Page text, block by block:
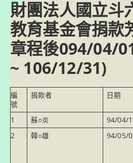
財團法人國立斗
教育基金會捐款
章程後094/04/
~ 106/12/31)
編
號
捐款者 日期
1 蘇○炎 94/04/
2
韓○雄 94/05/